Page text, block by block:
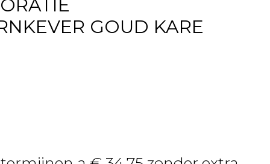
GOUD KARE